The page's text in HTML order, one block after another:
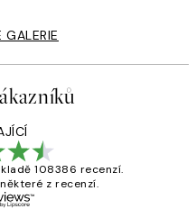
GALERIE
108386 recenzí.
z recenzí.